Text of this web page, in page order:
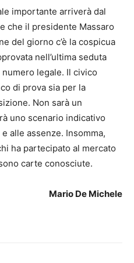
importante arriverà dal
che il presidente Massaro
del giorno c’è la cospicua
nell’ultima seduta
legale. Il civico
di prova sia per la
Non sarà un
uno scenario indicativo
alle assenze. Insomma,
ha partecipato al mercato
carte conosciute.
Mario De Michele